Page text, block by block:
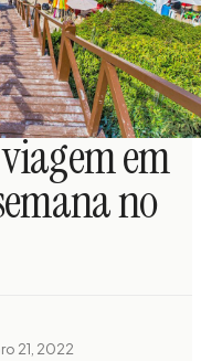
VIAGEM EM APENAS UM
BRASIL
em
no
21, 2022